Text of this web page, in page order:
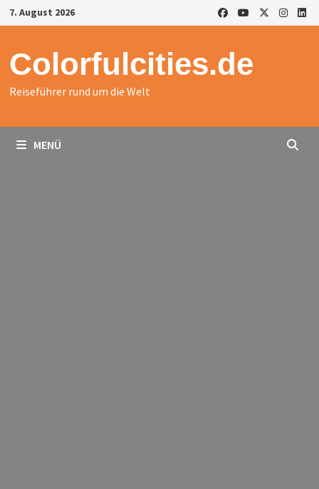
Zurück
zum
7. August 2026
Colorfulcities.de
Reiseführer rund um die Welt
MENÜ